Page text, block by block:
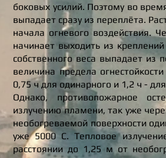
боковых усилий. Поэтому во
выпадает сразу из переплёта.
начала огневого воздействия.
начинает выходить из
собственного веса выпадает из
величина предела
0,75 ч для одинарного и 1,2 ч -
Однако, противопожарное
излучению пламени, так уже
необогреваемой поверхности
уже 5000 С. Тепловое
расстоянии до 1,25 м от